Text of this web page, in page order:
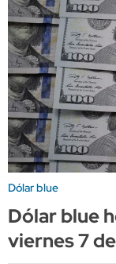
Dólar blue
Dólar blue
viernes 7